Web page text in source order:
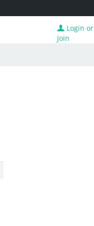
Login or
Join